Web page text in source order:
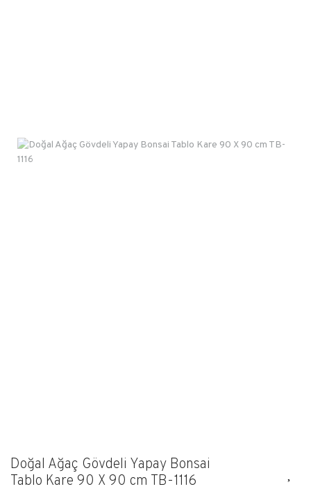
Doğal Ağaç Gövdeli Yapay Bonsai
Tablo Kare 90 X 90 cm TB-1116